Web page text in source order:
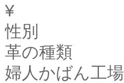
¥
性別
革の種類
婦人かばん工場